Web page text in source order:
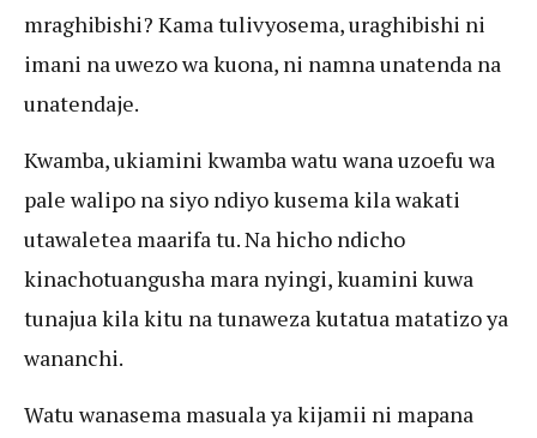
mraghibishi? Kama tulivyosema, uraghibishi ni
imani na uwezo wa kuona, ni namna unatenda na
unatendaje.
Kwamba, ukiamini kwamba watu wana uzoefu wa
pale walipo na siyo ndiyo kusema kila wakati
utawaletea maarifa tu. Na hicho ndicho
kinachotuangusha mara nyingi, kuamini kuwa
tunajua kila kitu na tunaweza kutatua matatizo ya
wananchi.
Watu wanasema masuala ya kijamii ni mapana